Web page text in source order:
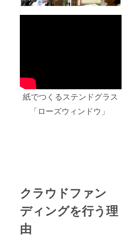
紙でつくるステンドグラス
「ローズウィンドウ」
クラウドファン
ディングを行う理
由